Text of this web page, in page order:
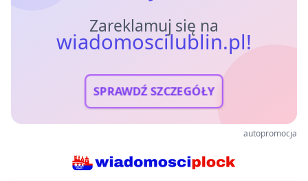
Zareklamuj się na
wiadomoscilublin.pl!
SPRAWDŹ SZCZEGÓŁY
autopromocja